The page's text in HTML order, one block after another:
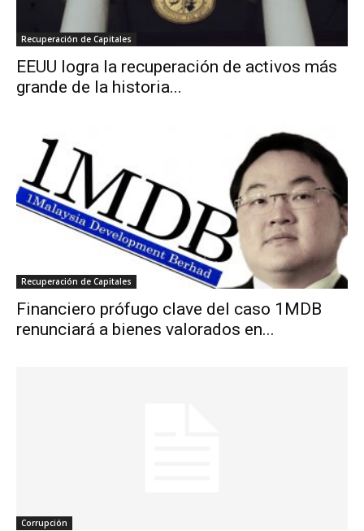
Recuperación de Capitales
EEUU logra la recuperación de activos más
grande de la historia...
Recuperación de Capitales
Financiero prófugo clave del caso 1MDB
renunciará a bienes valorados en...
Corrupción